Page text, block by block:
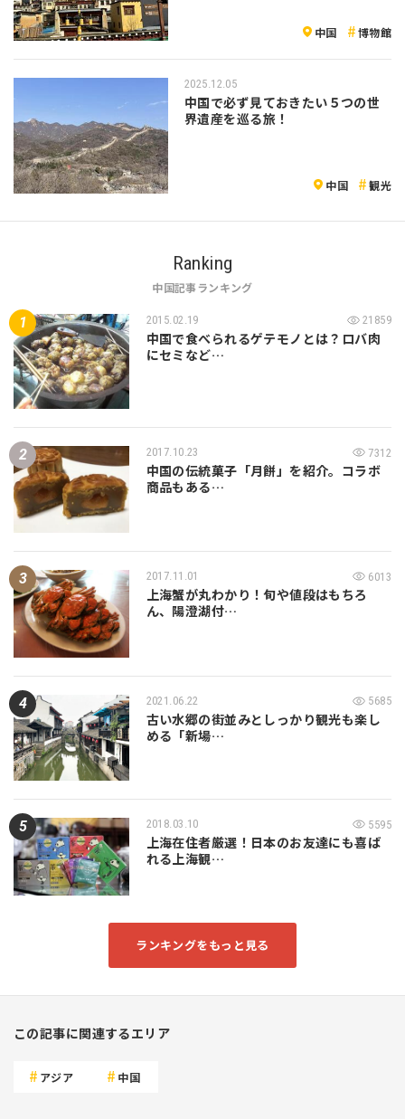
中国 博物館
2025.12.05
中国で必ず見ておきたい５つの世
界遺産を巡る旅！
中国 観光
Ranking
中国記事ランキング
2015.02.19 21859
中国で食べられるゲテモノとは？ロバ肉
にセミなど…
2017.10.23 7312
中国の伝統菓子「月餅」を紹介。コラボ
商品もある…
2017.11.01 6013
上海蟹が丸わかり！旬や値段はもちろ
ん、陽澄湖付…
2021.06.22 5685
古い水郷の街並みとしっかり観光も楽し
める「新場…
2018.03.10 5595
上海在住者厳選！日本のお友達にも喜ば
れる上海観…
ランキングをもっと見る
この記事に関連するエリア
アジア 中国